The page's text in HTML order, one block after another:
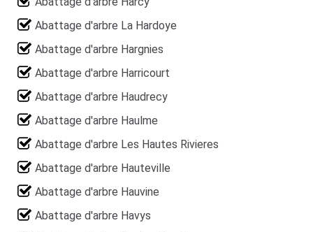
Abattage d'arbre La Hardoye
Abattage d'arbre Hargnies
Abattage d'arbre Harricourt
Abattage d'arbre Haudrecy
Abattage d'arbre Haulme
Abattage d'arbre Les Hautes Rivieres
Abattage d'arbre Hauteville
Abattage d'arbre Hauvine
Abattage d'arbre Havys